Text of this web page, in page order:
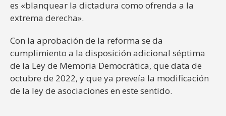
es «blanquear la dictadura como ofrenda a la
extrema derecha».
Con la aprobación de la reforma se da
cumplimiento a la disposición adicional séptima
de la Ley de Memoria Democrática, que data de
octubre de 2022, y que ya preveía la modificación
de la ley de asociaciones en este sentido.